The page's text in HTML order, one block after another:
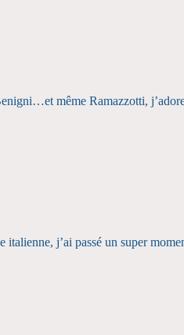
même Ramazzotti,
italienne, j’ai passé un super